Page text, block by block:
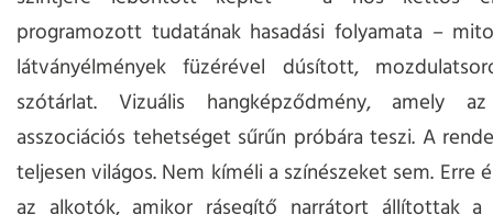
programozott tudatának hasadási folyamata –
látványélmények füzérével dúsított,
szótárlat. Vizuális hangképződmény, amely
asszociációs tehetséget sűrűn próbára teszi. A
teljesen világos. Nem kíméli a színészeket sem. Erre